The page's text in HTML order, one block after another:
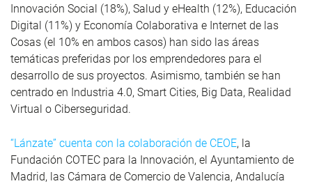
Innovación Social (18%), Salud y eHealth (12%), Educación
Digital (11%) y Economía Colaborativa e Internet de las
Cosas (el 10% en ambos casos) han sido las áreas
temáticas preferidas por los emprendedores para el
desarrollo de sus proyectos. Asimismo, también se han
centrado en Industria 4.0, Smart Cities, Big Data, Realidad
Virtual o Ciberseguridad.
“Lánzate” cuenta con la colaboración de CEOE, la
Fundación COTEC para la Innovación, el Ayuntamiento de
Madrid, las Cámara de Comercio de Valencia, Andalucía